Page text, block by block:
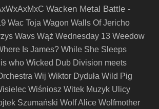
Wacken Metal Battle -
Wac Toja Wagon Walls Of Jericho
Wavs Wąż Wednesday 13 Weedow
Is James? While She Sleeps
who Wicked Dub Division meets
Wij Wiktor Dyduła Wild Pig
Wiśniosz Witek Muzyk Ulicy
Szumański Wolf Alice Wolfmother